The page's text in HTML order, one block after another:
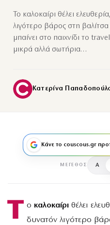
Το καλοκαίρι θέλει
λιγότερο βάρος στη
μπαίνει στο παιχνίδι το
μικρά αλλά σωτήρια…
Κατερίνα
Κάνε το couscous.gr
ΜΈΓΕΘΟΣ A
Τ ο καλοκαίρι θέλει
δυνατόν λιγότερο